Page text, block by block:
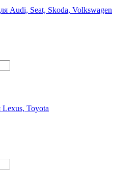
Audi, Seat, Skoda, Volkswagen
Toyota